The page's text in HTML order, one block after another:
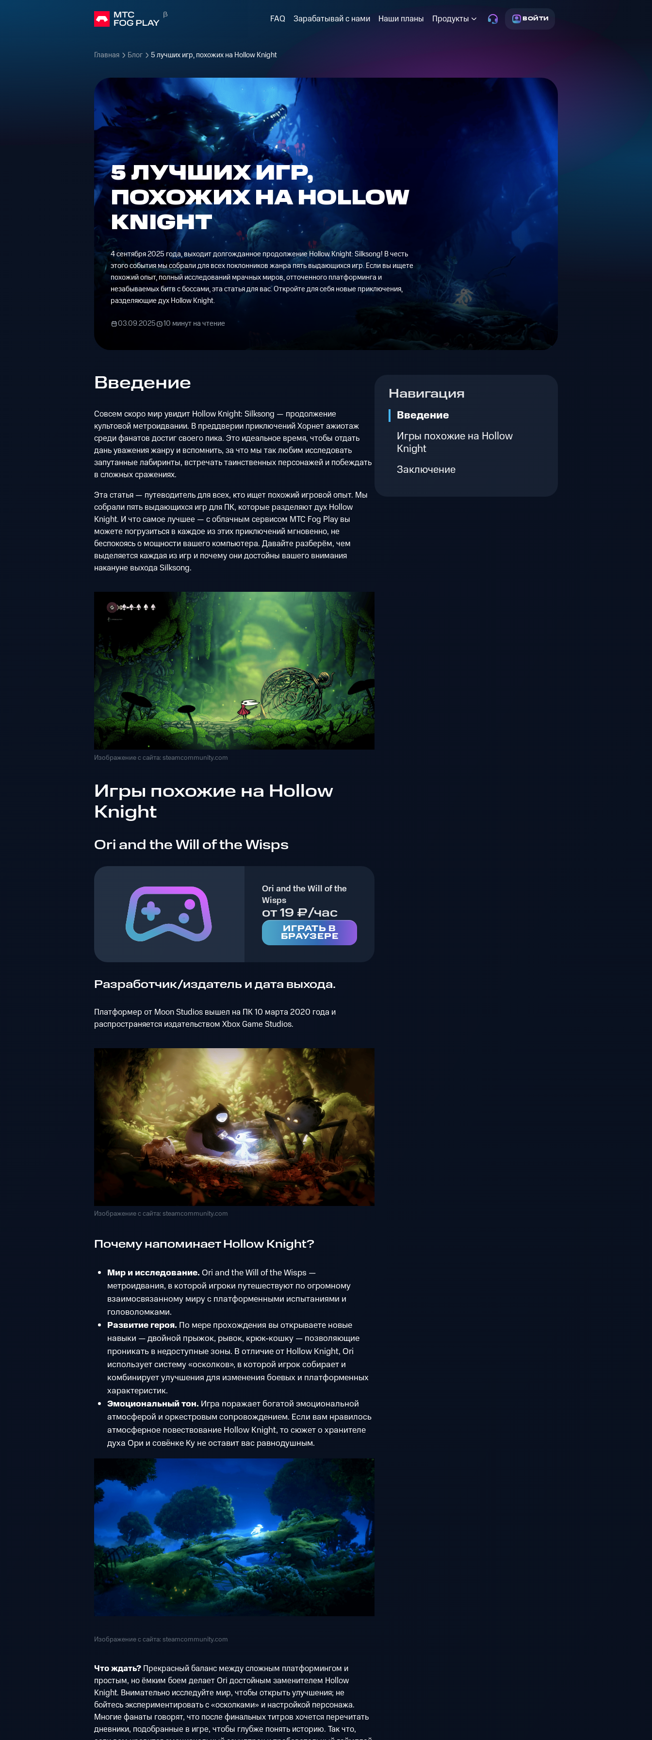
FAQ Зарабатывай с нами Наши планы Продукты ВОЙТИ
Главная Блог 5 лучших игр, похожих на Hollow Knight
5 ЛУЧШИХ ИГР,
ПОХОЖИХ НА HOLLOW
KNIGHT
4 сентября 2025 года, выходит долгожданное продолжение Hollow Knight: Silksong! В честь
этого события мы собрали для всех поклонников жанра пять выдающихся игр. Если вы ищете
похожий опыт, полный исследований мрачных миров, отточенного платформинга и
незабываемых битв с боссами, эта статья для вас. Откройте для себя новые приключения,
разделяющие дух Hollow Knight.
03.09.2025 10 минут на чтение
Навигация
Введение
Игры похожие на Hollow
Knight
Заключение
Введение
Совсем скоро мир увидит Hollow Knight: Silksong — продолжение
культовой метроидвании. В преддверии приключений Хорнет ажиотаж
среди фанатов достиг своего пика. Это идеальное время, чтобы отдать
дань уважения жанру и вспомнить, за что мы так любим исследовать
запутанные лабиринты, встречать таинственных персонажей и побеждать
в сложных сражениях.
Эта статья — путеводитель для всех, кто ищет похожий игровой опыт. Мы
собрали пять выдающихся игр для ПК, которые разделяют дух Hollow
Knight. И что самое лучшее — с облачным сервисом МТС Fog Play вы
можете погрузиться в каждое из этих приключений мгновенно, не
беспокоясь о мощности вашего компьютера. Давайте разберём, чем
выделяется каждая из игр и почему они достойны вашего внимания
накануне выхода Silksong.
Изображение с сайта: steamcommunity.com
Игры похожие на Hollow
Knight
Ori and the Will of the Wisps
Ori and the Will of the
Wisps
от 19 ₽/час
ИГРАТЬ В
БРАУЗЕРЕ
Разработчик/издатель и дата выхода.
Платформер от Moon Studios вышел на ПК 10 марта 2020 года и
распространяется издательством Xbox Game Studios.
Изображение с сайта: steamcommunity.com
Почему напоминает Hollow Knight?
Мир и исследование. Ori and the Will of the Wisps —
метроидвания, в которой игроки путешествуют по огромному
взаимосвязанному миру с платформенными испытаниями и
головоломками.
Развитие героя. По мере прохождения вы открываете новые
навыки — двойной прыжок, рывок, крюк-кошку — позволяющие
проникать в недоступные зоны. В отличие от Hollow Knight, Ori
использует систему «осколков», в которой игрок собирает и
комбинирует улучшения для изменения боевых и платформенных
характеристик.
Эмоциональный тон. Игра поражает богатой эмоциональной
атмосферой и оркестровым сопровождением. Если вам нравилось
атмосферное повествование Hollow Knight, то сюжет о хранителе
духа Ори и совёнке Ку не оставит вас равнодушным.
Изображение с сайта: steamcommunity.com
Что ждать? Прекрасный баланс между сложным платформингом и
простым, но ёмким боем делает Ori достойным заменителем Hollow
Knight. Внимательно исследуйте мир, чтобы открыть улучшения; не
бойтесь экспериментировать с «осколками» и настройкой персонажа.
Многие фанаты говорят, что после финальных титров хочется перечитать
дневники, подобранные в игре, чтобы глубже понять историю. Так что,